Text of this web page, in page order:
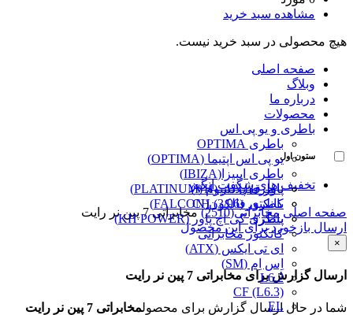
مشاهده سبد خرید
هیچ محصولی در سبد خرید نیست.
صفحه اصلی
وبلاگ
درباره ما
محصولات
ستون اول
پاور قفل دار (VH)
کانکتور (3/96) CH
پینگرد
کانکتور مخابراتی
ای تی ایکس (ATX)
اِس اِم (SM)
L6.2
CF (L6.3)
EL
باطری و یو پی اس
باطری OPTIMA
یو پی اس اپتیما (OPTIMA)
باطری ایبیزا(IBIZA)
باطری پلاتینیوم (PLATINUM)
باطری فالکون(FALCON)
باطری کی اچ پاور (KH POWER)
تخفیف های شگفت انگیز
صفحه اصلی مخابراتی(2510)
مخابراتی 7 پین نر رایت
ارسال بازخورد برای این محصول
×
ارسال گزارش برای مخابراتی 7 پین نر رایت
شما در حال ارسال گزارش برای محصولمخابراتی 7 پین نر رایت